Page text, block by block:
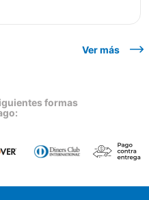
Ver más
formas